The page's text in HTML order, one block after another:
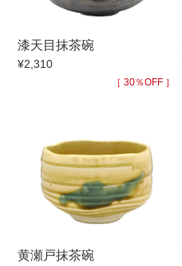
漆天目抹茶碗
¥2,310
［ 30％OFF ］
黄瀬戸抹茶碗